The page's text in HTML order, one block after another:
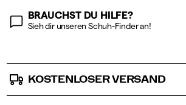
BRAUCHST DU HILFE?
Sieh dir unseren Schuh-Finder an!
KOSTENLOSER VERSAND